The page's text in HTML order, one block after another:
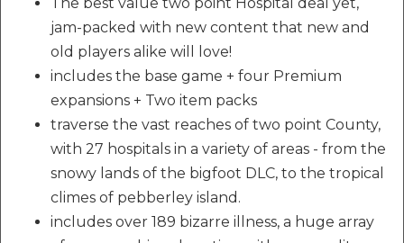
jam-packed with new content that new and
old players alike will love!
includes the base game + four Premium
expansions + Two item packs
traverse the vast reaches of two point County,
with 27 hospitals in a variety of areas - from the
snowy lands of the bigfoot DLC, to the tropical
climes of pebberley island.
includes over 189 bizarre illness, a huge array